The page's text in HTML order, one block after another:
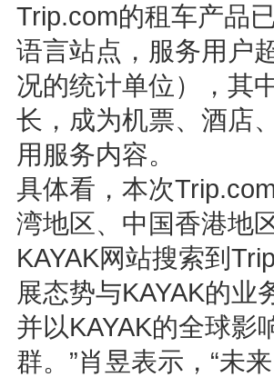
Trip.com的租车产品
语言站点，服务用户
况的统计单位），其
长，成为机票、酒店
用服务内容。
具体看，本次
湾地区、中国香港地
KAYAK网站搜索到
展态势与KAYAK的
并以KAYAK的全球影
群。”肖昱表示，“未